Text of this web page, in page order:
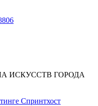
ИСКУССТВ ГОРОДА
Спринтхост